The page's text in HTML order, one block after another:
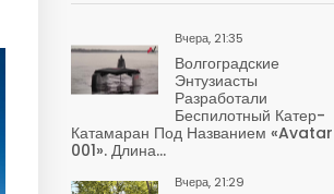
Вчера, 21:35
Волгоградские
Энтузиасты
Разработали
Беспилотный Катер-
Катамаран Под Названием «Avatar
001». Длина...
Вчера, 21:29